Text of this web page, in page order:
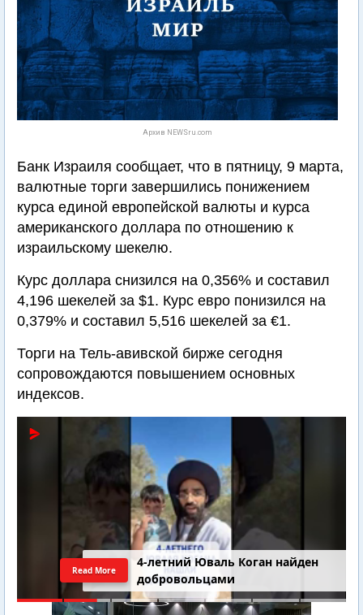
Архив NEWSru.com
Банк Израиля сообщает, что в пятницу, 9 марта,
валютные торги завершились понижением
курса единой европейской валюты и курса
американского доллара по отношению к
израильскому шекелю.
Курс доллара снизился на 0,356% и составил
4,196 шекелей за $1. Курс евро понизился на
0,379% и составил 5,516 шекелей за €1.
Торги на Тель-авивской бирже сегодня
сопровождаются повышением основных
индексов.
4-летний Юваль Коган найден
добровольцами
Read More